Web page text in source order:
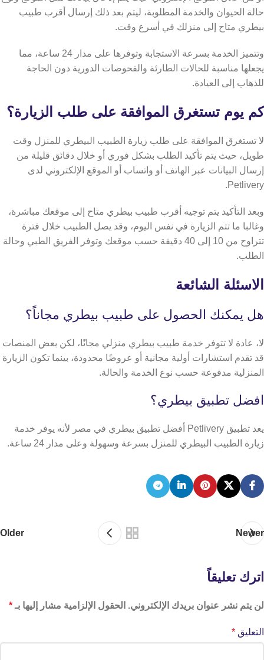
حالة الحيوان والخدمة المطلوبة، ليتم بعد ذلك إرسال أقرب طبيب
بيطري متاح إلى منزلك في أسرع وقت.
وتتميز الخدمة بسرعة الاستجابة وتوفرها على مدار 24 ساعة، مما
يجعلها مناسبة للحالات الطارئة والفحوصات الدورية دون الحاجة
للذهاب إلى العيادة.
كم يوم تستغرق الموافقة على طلب الزيارة؟
لا تستغرق الموافقة على طلب زيارة الطبيب البيطري للمنزل وقت
طويل، حيث يتم تأكيد الطلب بشكل فوري أو خلال دقائق قليلة من
إرسال البيانات عبر الهاتف أو واتساب أو الموقع الإلكتروني لدى
Petlivery.
وبعد التأكيد يتم توجيه أقرب طبيب بيطري متاح إلى موقعك مباشرة،
وغالبا ما تتم الزيارة في نفس اليوم، وقد يصل الطبيب خلال فترة
تتراوح من 10 إلى 40 دقيقة حسب موقعك وتوفر الفريق الطبي وحالة
الطلب.
الاسئلة الشائعة
هل يمكنك الحصول على طبيب بيطري مجاناً؟
لا، عادة لا تتوفر خدمة طبيب بيطري منزلي مجانًا، لكن بعض المنصات
قد تقدم استشارات أولية مجانية أو عروضًا محدودة، بينما تكون الزيارة
المنزلية مدفوعة حسب نوع الخدمة والحالة.
افضل تطبيق بيطري؟
يعد تطبيق Petlivery أفضل تطبيق بيطري في مصر لأنه يوفر خدمة
زيارة الطبيب البيطري للمنزل بسرعة وسهولة وعلى مدار 24 ساعة.
Newer
Older
اترك تعليقاً
لن يتم نشر عنوان بريدك الإلكتروني. الحقول الإلزامية مشار إليها بـ *
التعليق *